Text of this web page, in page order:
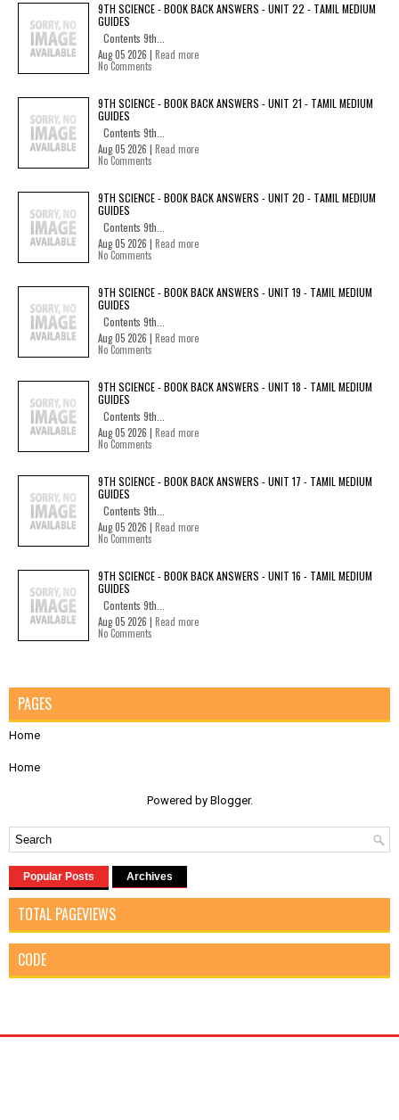
9TH SCIENCE - BOOK BACK ANSWERS - UNIT 22 - TAMIL MEDIUM
GUIDES
Contents 9th...
Aug 05 2026 | Read more
No Comments
9TH SCIENCE - BOOK BACK ANSWERS - UNIT 21 - TAMIL MEDIUM
GUIDES
Contents 9th...
Aug 05 2026 | Read more
No Comments
9TH SCIENCE - BOOK BACK ANSWERS - UNIT 20 - TAMIL MEDIUM
GUIDES
Contents 9th...
Aug 05 2026 | Read more
No Comments
9TH SCIENCE - BOOK BACK ANSWERS - UNIT 19 - TAMIL MEDIUM
GUIDES
Contents 9th...
Aug 05 2026 | Read more
No Comments
9TH SCIENCE - BOOK BACK ANSWERS - UNIT 18 - TAMIL MEDIUM
GUIDES
Contents 9th...
Aug 05 2026 | Read more
No Comments
9TH SCIENCE - BOOK BACK ANSWERS - UNIT 17 - TAMIL MEDIUM
GUIDES
Contents 9th...
Aug 05 2026 | Read more
No Comments
9TH SCIENCE - BOOK BACK ANSWERS - UNIT 16 - TAMIL MEDIUM
GUIDES
Contents 9th...
Aug 05 2026 | Read more
No Comments
PAGES
Home
Home
Powered by Blogger.
Popular Posts Archives
TOTAL PAGEVIEWS
CODE